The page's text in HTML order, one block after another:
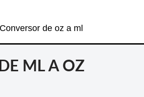
Conversor de oz a ml
ML A OZ